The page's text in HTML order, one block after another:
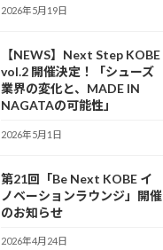
2026年5月19日
【NEWS】Next Step KOBE
vol.2 開催決定！「シューズ
業界の変化と、MADE IN
NAGATAの可能性」
2026年5月1日
第21回「Be Next KOBE イ
ノベーションラウンジ」開催
のお知らせ
2026年4月24日